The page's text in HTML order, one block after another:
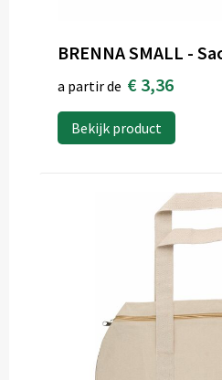
a partir de € 3,36
Bekijk product